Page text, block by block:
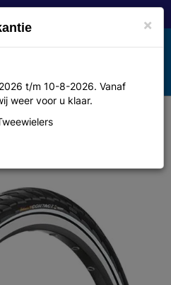
8 co 37-622
×
t/m 10-8-2026. Vanaf
weer voor u klaar.